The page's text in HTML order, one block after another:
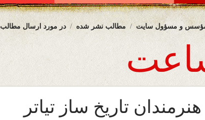
در مورد ارسال مطالب مطالب نشر شده و مسؤول سایت
هنرمندان تاریخ ساز تیاتر